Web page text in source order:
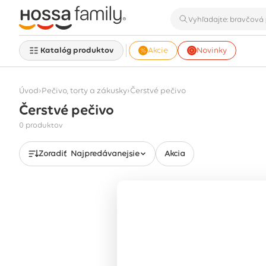
Katalóg produktov Akcie Novinky
Úvod›Pečivo, torty a zákusky›Čerstvé pečivo
Čerstvé pečivo
0 produktov
Zoradiť Najpredávanejšie Akcia